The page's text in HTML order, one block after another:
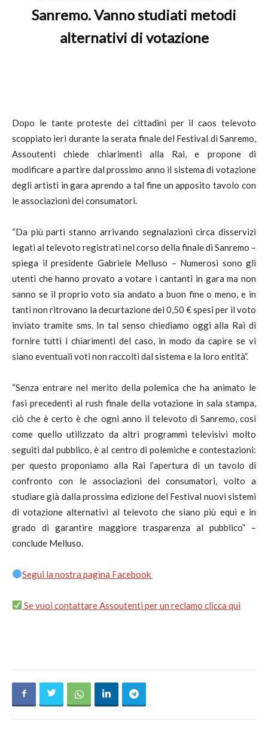
Sanremo. Vanno studiati metodi
alternativi di votazione
Dopo le tante proteste dei cittadini per il caos televoto
scoppiato ieri durante la serata finale del Festival di Sanremo,
Assoutenti chiede chiarimenti alla Rai, e propone di
modificare a partire dal prossimo anno il sistema di votazione
degli artisti in gara aprendo a tal fine un apposito tavolo con
le associazioni dei consumatori.
“Da più parti stanno arrivando segnalazioni circa disservizi
legati al televoto registrati nel corso della finale di Sanremo –
spiega il presidente Gabriele Melluso – Numerosi sono gli
utenti che hanno provato a votare i cantanti in gara ma non
sanno se il proprio voto sia andato a buon fine o meno, e in
tanti non ritrovano la decurtazione dei 0,50 € spesi per il voto
inviato tramite sms. In tal senso chiediamo oggi alla Rai di
fornire tutti i chiarimenti del caso, in modo da capire se vi
siano eventuali voti non raccolti dal sistema e la loro entità”.
“Senza entrare nel merito della polemica che ha animato le
fasi precedenti al rush finale della votazione in sala stampa,
ciò che è certo è che ogni anno il televoto di Sanremo, così
come quello utilizzato da altri programmi televisivi molto
seguiti dal pubblico, è al centro di polemiche e contestazioni:
per questo proponiamo alla Rai l’apertura di un tavolo di
confronto con le associazioni dei consumatori, volto a
studiare già dalla prossima edizione del Festival nuovi sistemi
di votazione alternativi al televoto che siano più equi e in
grado di garantire maggiore trasparenza al pubblico” –
conclude Melluso.
Segui la nostra pagina Facebook
Se vuoi contattare Assoutenti per un reclamo clicca qui